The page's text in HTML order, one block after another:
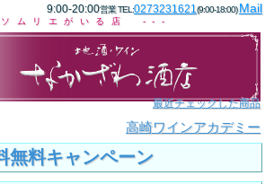
9:00-20:00営業 TEL:0273231621(9:00-18:00)Mail
リエがいる店 ---
最近チェックした商品
高崎ワインアカデミー
無料キャンペーン